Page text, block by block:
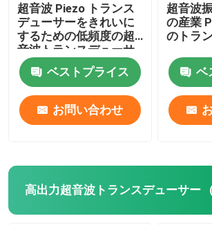
超音波管状のトランスデューサー
超音波 Piezo トランス
デューサーをきれいに
するための低頻度の超
音波トランスデューサ
ー
ベストプライス
お問い合わせ
超音波
の産業
のトラ
ベ
高出力超音波トランスデューサー